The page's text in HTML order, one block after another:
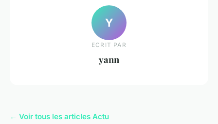
Y
ECRIT PAR
yann
← Voir tous les articles Actu